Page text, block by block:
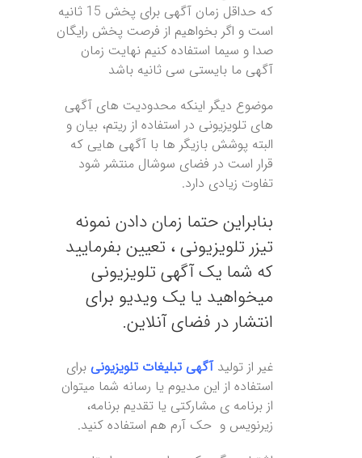
که حداقل زمان آگهی برای پخش 15 ثانیه
است و اگر بخواهیم از فرصت پخش رایگان
صدا و سیما استفاده کنیم نهایت زمان
آگهی ما بایستی سی ثانیه باشد
موضوع دیگر اینکه محدودیت های آگهی
های تلویزیونی در استفاده از ریتم، بیان و
البته پوشش بازیگر ها با آگهی هایی که
قرار است در فضای سوشال منتشر شود
تفاوت زیادی دارد.
بنابراین حتما زمان دادن نمونه
تیزر تلویزیونی ، تعیین بفرمایید
که شما یک آگهی تلویزیونی
میخواهید یا یک ویدیو برای
انتشار در فضای آنلاین.
غیر از تولید آگهی تبلیغات تلویزیونی برای
استفاده از این مدیوم یا رسانه شما میتوان
از برنامه ی مشارکتی یا تقدیم برنامه،
زیرنویس و حک آرم هم استفاده کنید.